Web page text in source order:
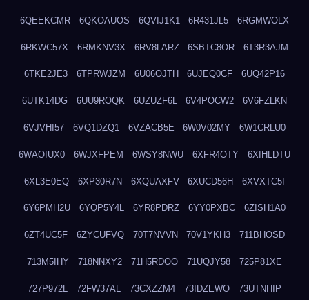
6QEEKCMR 6QKOAUOS 6QVIJ1K1 6R431JL5 6RGMWOLX
6RKWC57X 6RMKNV3X 6RV8LARZ 6SBTC8OR 6T3R3AJM
6TKE2JE3 6TPRWJZM 6U06OJTH 6UJEQ0CF 6UQ42P16
6UTK14DG 6UU9ROQK 6UZUZF6L 6V4POCW2 6V6FZLKN
6VJVHI57 6VQ1DZQ1 6VZACB5E 6W0V02MY 6W1CRLU0
6WAOIUX0 6WJXFPEM 6WSY8NWU 6XFR4OTY 6XIHLDTU
6XL3E0EQ 6XP30R7N 6XQUAXFV 6XUCD56H 6XVXTC5I
6Y6PMH2U 6YQP5Y4L 6YR8PDRZ 6YY0PXBC 6ZISH1A0
6ZT4UC5F 6ZYCUFVQ 70T7NVVN 70V1YKH3 711BHOSD
713M5IHY 718NNXY2 71H5RDOO 71UQJY58 725P81XE
727P972L 72FW37AL 73CXZZM4 73IDZEWO 73UTNHIP